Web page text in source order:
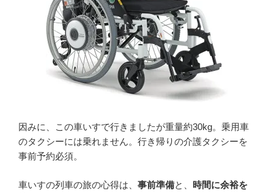
因みに、この車いすで行きましたが重量約30kg。乗用車
のタクシーには乗れません。行き帰りの介護タクシーを
事前予約必須。
車いすの列車の旅の心得は、 事前準備と、 時間に余裕を